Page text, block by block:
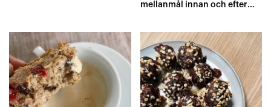
mellanmål innan och efter